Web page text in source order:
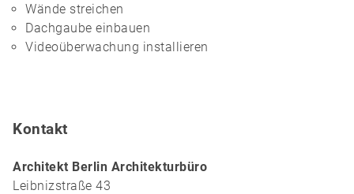
Wände streichen
Dachgaube einbauen
Videoüberwachung installieren
Kontakt
Architekt Berlin Architekturbüro
Leibnizstraße 43